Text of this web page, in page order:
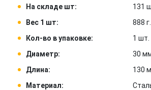
На складе шт:
131
Вес 1 шт:
888 г.
Кол-во в упаковке:
1 шт.
Диаметр:
30
Длина:
130
Материал: